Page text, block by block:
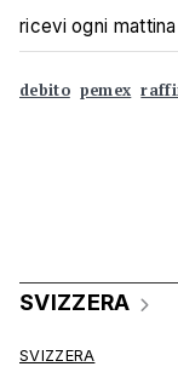
ricevi ogni
debito pemex
SVIZZERA
SVIZZERA